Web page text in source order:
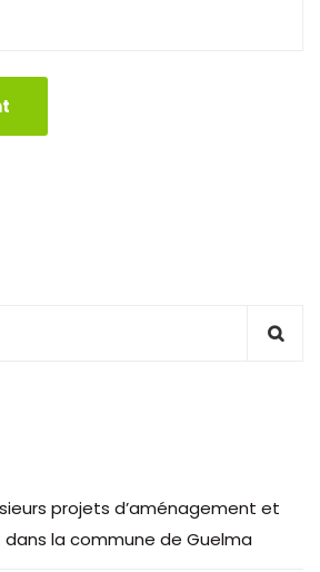
projets d’aménagement et
la commune de Guelma